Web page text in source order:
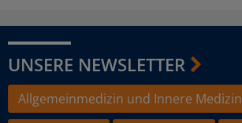
UNSERE NEWSLETTER
Allgemeinmedizin und Innere Medizin